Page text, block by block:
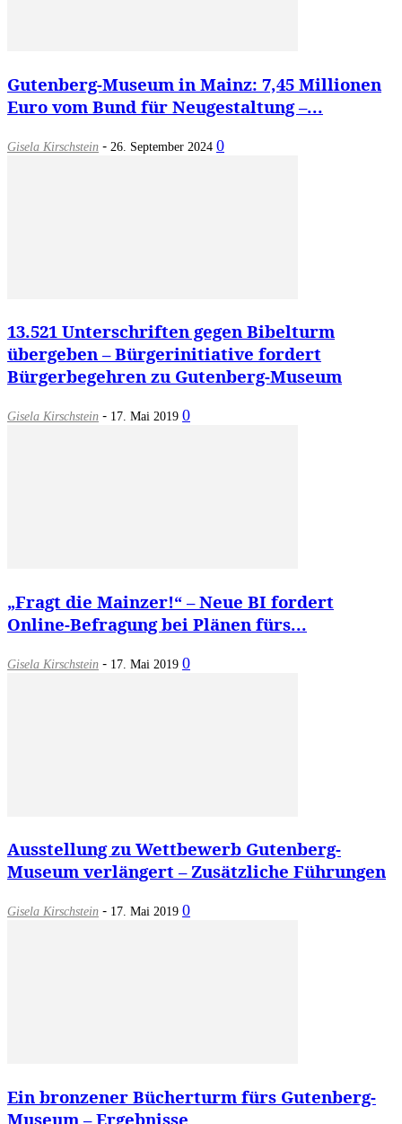
Gutenberg-Museum in Mainz: 7,45 Millionen
Euro vom Bund für Neugestaltung –...
Gisela Kirschstein - 26. September 2024 0
13.521 Unterschriften gegen Bibelturm
übergeben – Bürgerinitiative fordert
Bürgerbegehren zu Gutenberg-Museum
Gisela Kirschstein - 17. Mai 2019 0
„Fragt die Mainzer!“ – Neue BI fordert
Online-Befragung bei Plänen fürs...
Gisela Kirschstein - 17. Mai 2019 0
Ausstellung zu Wettbewerb Gutenberg-
Museum verlängert – Zusätzliche Führungen
Gisela Kirschstein - 17. Mai 2019 0
Ein bronzener Bücherturm fürs Gutenberg-
Museum – Ergebnisse